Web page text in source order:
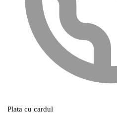
Plata cu cardul